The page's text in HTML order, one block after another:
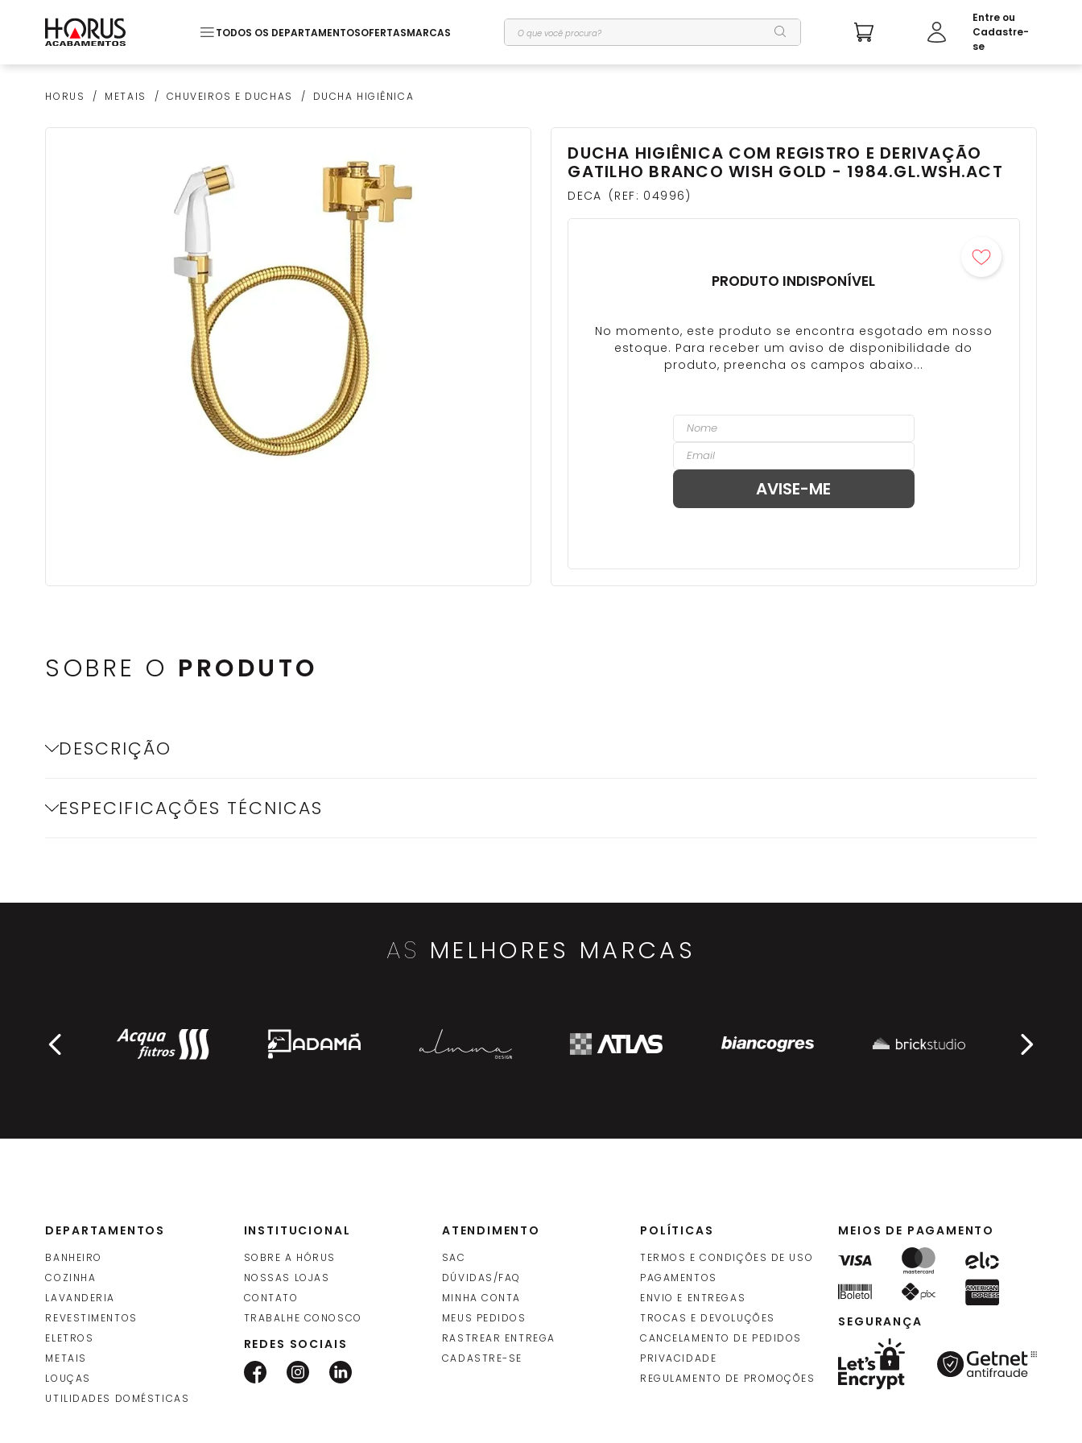
TODOS OS DEPARTAMENTOSOFERTASMARCAS O que você procura?
HORUS METAIS CHUVEIROS E DUCHAS DUCHA HIGIÊNICA
DUCHA HIGIÊNICA COM REGISTRO E DERIVAÇÃO
GATILHO BRANCO WISH GOLD - 1984.GL.WSH.ACT
DECA REF: 04996
PRODUTO INDISPONÍVEL
SOBRE O PRODUTO
DESCRIÇÃO
ESPECIFICAÇÕES TÉCNICAS
AS MELHORES MARCAS
DEPARTAMENTOS
BANHEIRO
COZINHA
LAVANDERIA
REVESTIMENTOS
ELETROS
METAIS
LOUÇAS
UTILIDADES DOMÉSTICAS
INSTITUCIONAL
SOBRE A HÓRUS
NOSSAS LOJAS
CONTATO
TRABALHE CONOSCO
REDES SOCIAIS
ATENDIMENTO
SAC
DÚVIDAS/FAQ
MINHA CONTA
MEUS PEDIDOS
RASTREAR ENTREGA
CADASTRE-SE
POLÍTICAS
TERMOS E CONDIÇÕES DE USO
PAGAMENTOS
ENVIO E ENTREGAS
TROCAS E DEVOLUÇÕES
CANCELAMENTO DE PEDIDOS
PRIVACIDADE
REGULAMENTO DE PROMOÇÕES
MEIOS DE PAGAMENTO
SEGURANÇA